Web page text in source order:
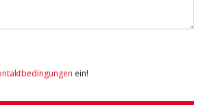
ein!